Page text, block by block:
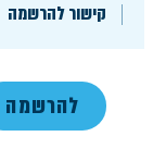
קישור להרשמה
להרשמה